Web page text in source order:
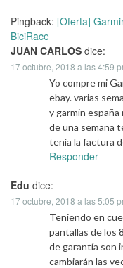
Pingback: [Oferta]
BiciRace
JUAN CARLOS dice:
17 octubre, 2018 a las 4:59
Yo compre mi
ebay. varias
y garmin españa
de una semana
tenía la factura
Responder
Edu dice:
17 octubre, 2018 a las 5:05
Teniendo en
pantallas de los
de garantía son
cambiarán las